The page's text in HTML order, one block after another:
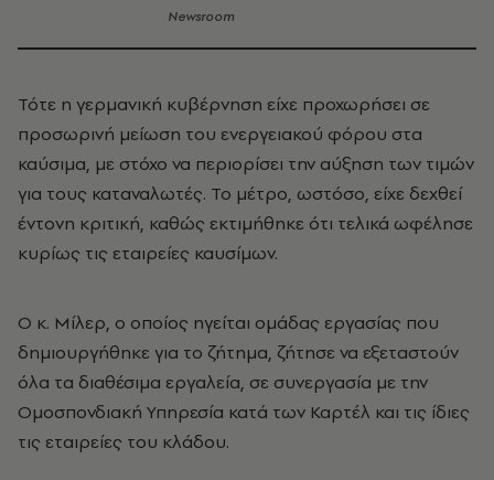
Newsroom
Τότε η γερμανική κυβέρνηση είχε προχωρήσει σε
προσωρινή μείωση του ενεργειακού φόρου στα
καύσιμα, με στόχο να περιορίσει την αύξηση των τιμών
για τους καταναλωτές. Το μέτρο, ωστόσο, είχε δεχθεί
έντονη κριτική, καθώς εκτιμήθηκε ότι τελικά ωφέλησε
κυρίως τις εταιρείες καυσίμων.
Ο κ. Μίλερ, ο οποίος ηγείται ομάδας εργασίας που
δημιουργήθηκε για το ζήτημα, ζήτησε να εξεταστούν
όλα τα διαθέσιμα εργαλεία, σε συνεργασία με την
Ομοσπονδιακή Υπηρεσία κατά των Καρτέλ και τις ίδιες
τις εταιρείες του κλάδου.